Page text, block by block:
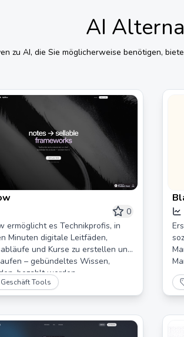
AI
zu AI, die Sie möglicherweise benötigen,
0
ermöglicht es Technikprofis, in
Minuten digitale Leitfäden,
und Kurse zu erstellen und
– gebündeltes Wissen,
bezahlt werden.
Tools